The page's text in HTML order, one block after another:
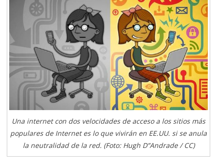
Una internet con dos velocidades de acceso a los sitios más
populares de Internet es lo que vivirán en EE.UU. si se anula
la neutralidad de la red. (Foto: Hugh D”Andrade / CC)